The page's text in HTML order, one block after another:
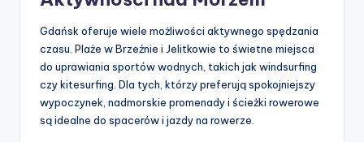
Gdańsk oferuje wiele możliwości aktywnego spędzania
czasu. Plaże w Brzeźnie i Jelitkowie to świetne miejsca
do uprawiania sportów wodnych, takich jak windsurfing
czy kitesurfing. Dla tych, którzy preferują spokojniejszy
wypoczynek, nadmorskie promenady i ścieżki rowerowe
są idealne do spacerów i jazdy na rowerze.